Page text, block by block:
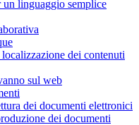
linguaggio semplice
dei contenuti
sul web
dei documenti elettronici
dei documenti